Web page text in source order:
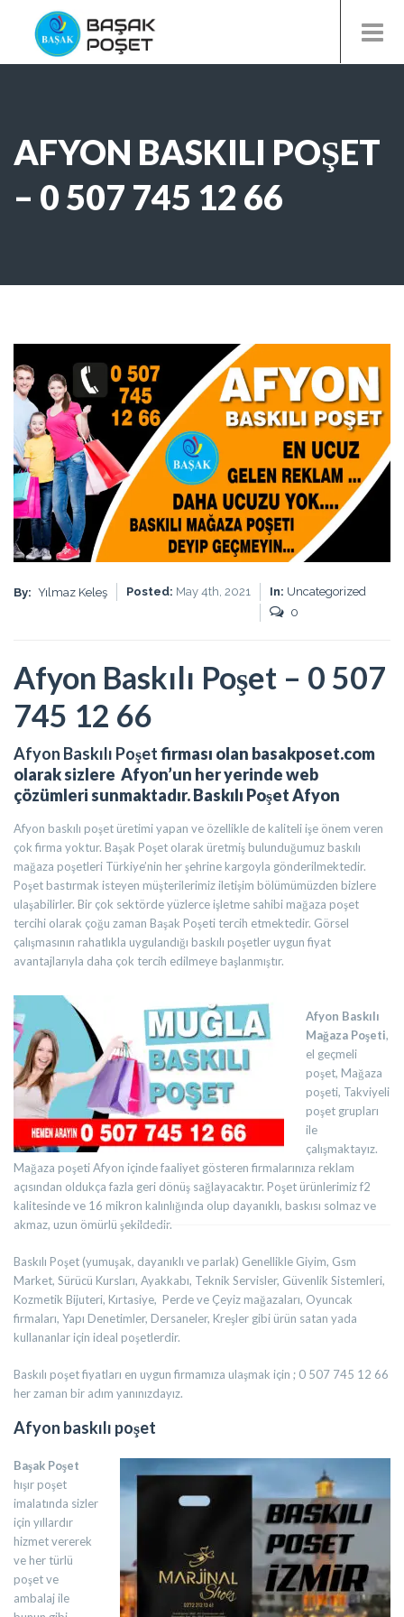
AFYON BASKILI POŞET
– 0 507 745 12 66
By: Yılmaz Keleş Posted: May 4th, 2021 In: Uncategorized
0
Afyon Baskılı Poşet – 0 507
745 12 66
Afyon Baskılı Poşetfirması olan basakposet.com
olarak sizlere Afyon’un her yerinde web
çözümleri sunmaktadır. Baskılı Poşet Afyon
Afyon baskılı poşet üretimi yapan ve özellikle de kaliteli işe önem veren
çok firma yoktur. Başak Poşet olarak üretmiş bulunduğumuz baskılı
mağaza poşetleri Türkiye’nin her şehrine kargoyla gönderilmektedir.
Poşet bastırmak isteyen müşterilerimiz iletişim bölümümüzden bizlere
ulaşabilirler. Bir çok sektörde yüzlerce işletme sahibi mağaza poşet
tercihi olarak çoğu zaman Başak Poşeti tercih etmektedir. Görsel
çalışmasının rahatlıkla uygulandığı baskılı poşetler uygun fiyat
avantajlarıyla daha çok tercih edilmeye başlanmıştır.
Afyon Baskılı
Mağaza Poşeti,
el geçmeli
poşet, Mağaza
poşeti, Takviyeli
poşet grupları
ile
çalışmaktayız.
Mağaza poşeti Afyon içinde faaliyet gösteren firmalarınıza reklam
açısından oldukça fazla geri dönüş sağlayacaktır. Poşet ürünlerimiz f2
kalitesinde ve 16 mikron kalınlığında olup dayanıklı, baskısı solmaz ve
akmaz, uzun ömürlü şekildedir.
Baskılı Poşet (yumuşak, dayanıklı ve parlak) Genellikle Giyim, Gsm
Market, Sürücü Kursları, Ayakkabı, Teknik Servisler, Güvenlik Sistemleri,
Kozmetik Bijuteri, Kırtasiye, Perde ve Çeyiz mağazaları, Oyuncak
firmaları, Yapı Denetimler, Dersaneler, Kreşler gibi ürün satan yada
kullananlar için ideal poşetlerdir.
Baskılı poşet fiyatları en uygun firmamıza ulaşmak için ; 0 507 745 12 66
her zaman bir adım yanınızdayız.
Afyon baskılı poşet
Başak Poşet
hışır poşet
imalatında sizler
için yıllardır
hizmet vererek
ve her türlü
poşet ve
ambalaj ile